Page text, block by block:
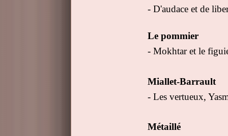
- D'audace et de
Le pommier
- Mokhtar et le
Miallet-Barrault
- Les vertueux,
Métaillé